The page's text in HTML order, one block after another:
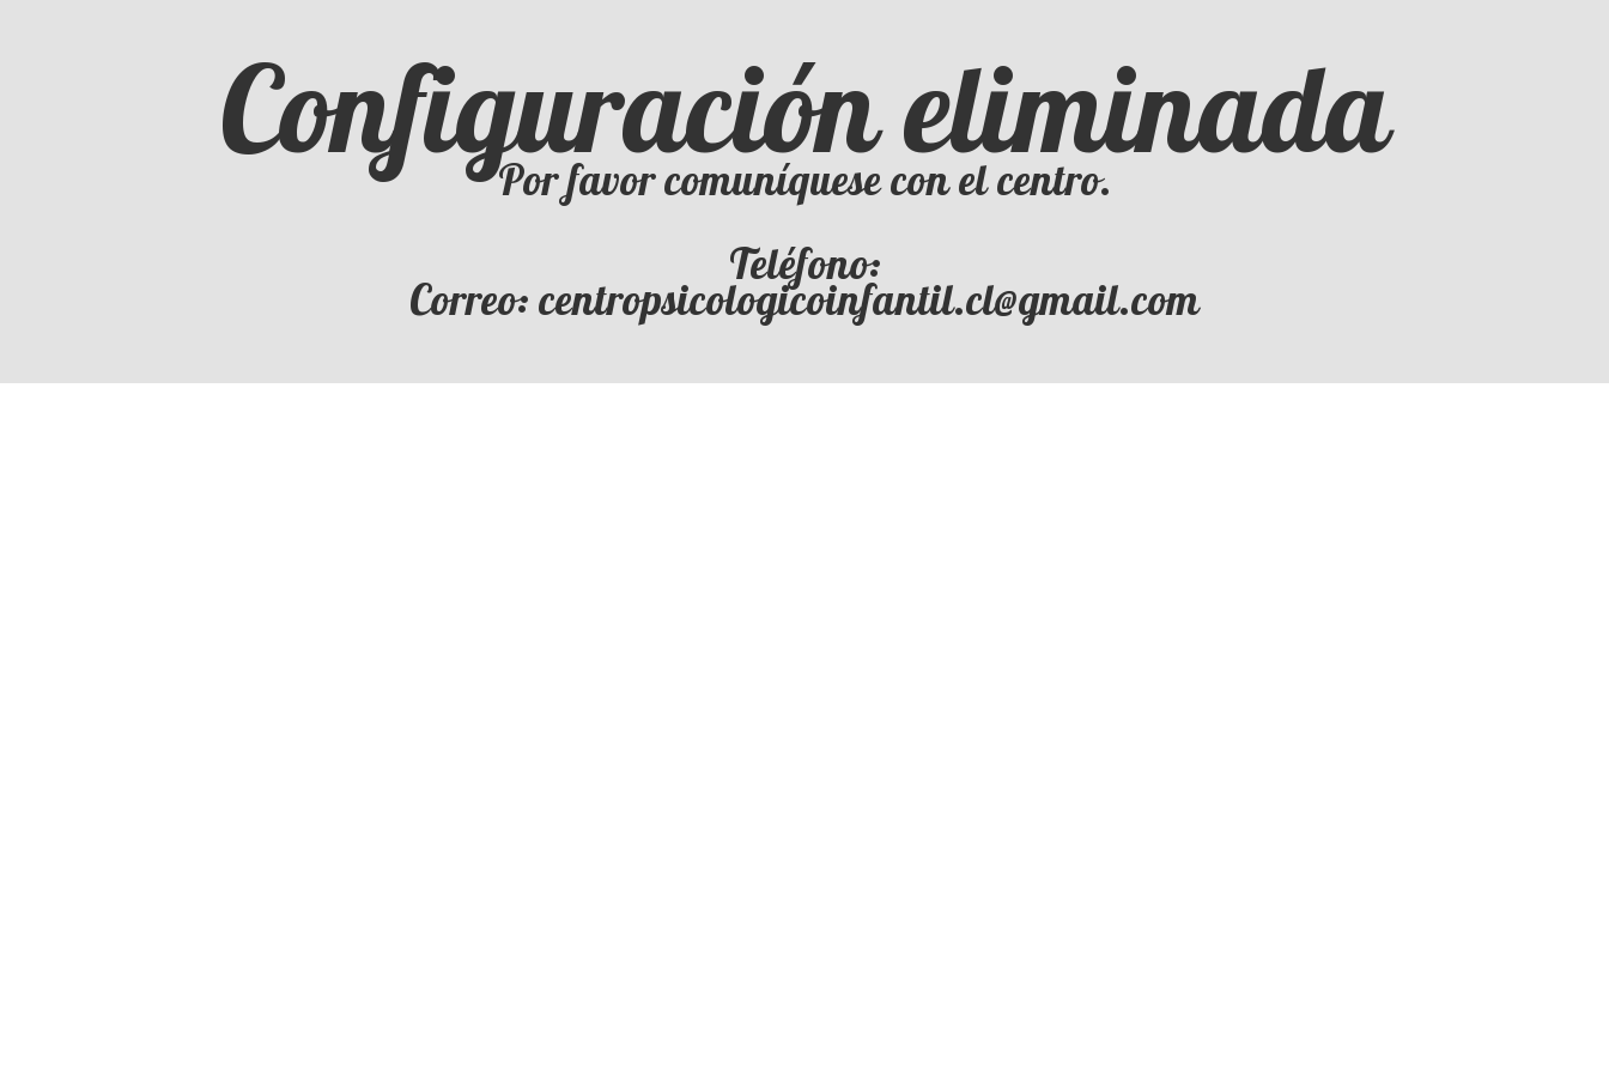
Configuración eliminada
Por favor comuníquese con el centro.
Teléfono:
Correo: centropsicologicoinfantil.cl@gmail.com